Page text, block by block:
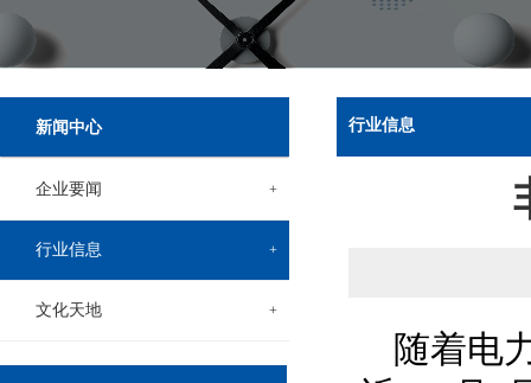
新闻中心
企业要闻 +
行业信息 +
文化天地 +
行业信息
随着电